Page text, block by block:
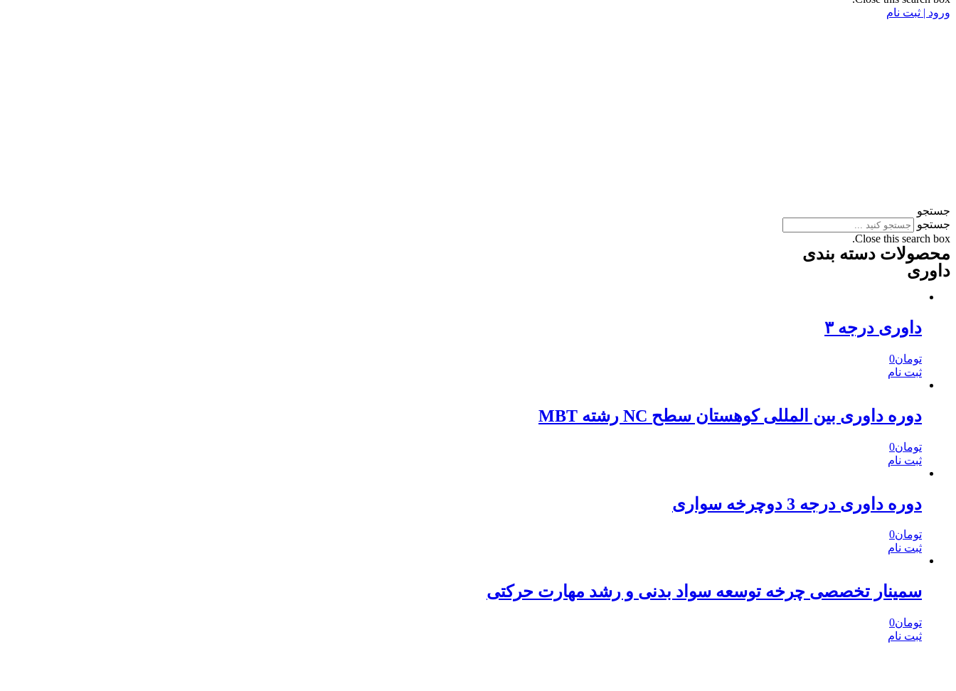
ورود | ثبت نام
جستجو
جستجو
Close this search box.
محصولات دسته بندی
داوری
داوری درجه ۳
تومان0
ثبت نام
دوره داوری بین المللی کوهستان سطح NC رشته MBT
تومان0
ثبت نام
دوره داوری درجه 3 دوچرخه سواری
تومان0
ثبت نام
سمینار تخصصی چرخه توسعه سواد بدنی و رشد مهارت حرکتی
تومان0
ثبت نام